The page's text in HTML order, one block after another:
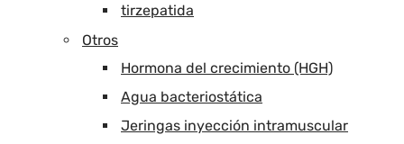
tirzepatida
Otros
Hormona del crecimiento (HGH)
Agua bacteriostática
Jeringas inyección intramuscular